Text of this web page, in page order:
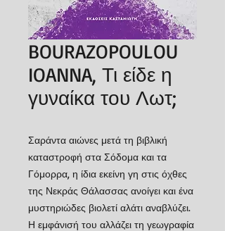
BOURAZOPOULOU
IOANNA, Τι είδε η
γυναίκα του Λωτ;
Σαράντα αιώνες μετά τη βιβλική
καταστροφή στα Σόδομα και τα
Γόμορρα, η ίδια εκείνη γη στις όχθες
της Νεκράς Θάλασσας ανοίγει και ένα
μυστηριώδες βιολετί αλάτι αναβλύζει.
Η εμφάνισή του αλλάζει τη γεωγραφία